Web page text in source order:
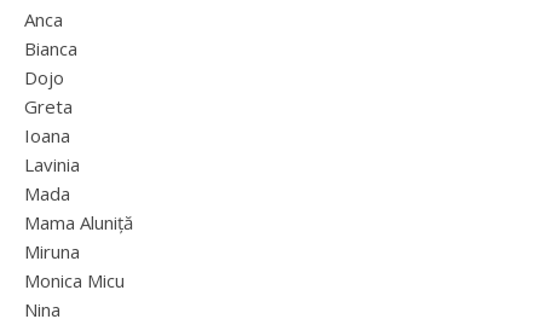
Anca
Bianca
Dojo
Greta
Ioana
Lavinia
Mada
Mama Aluniță
Miruna
Monica Micu
Nina